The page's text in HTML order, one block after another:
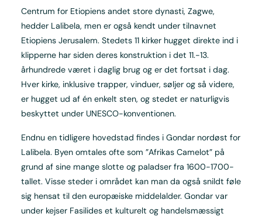
Centrum for Etiopiens andet store dynasti, Zagwe,
hedder Lalibela, men er også kendt under tilnavnet
Etiopiens Jerusalem. Stedets 11 kirker hugget direkte ind i
klipperne har siden deres konstruktion i det 11.-13.
århundrede været i daglig brug og er det fortsat i dag.
Hver kirke, inklusive trapper, vinduer, søljer og så videre,
er hugget ud af én enkelt sten, og stedet er naturligvis
beskyttet under UNESCO-konventionen.
Endnu en tidligere hovedstad findes i Gondar nordøst for
Lalibela. Byen omtales ofte som ”Afrikas Camelot” på
grund af sine mange slotte og paladser fra 1600-1700-
tallet. Visse steder i området kan man da også snildt føle
sig hensat til den europæiske middelalder. Gondar var
under kejser Fasilides et kulturelt og handelsmæssigt